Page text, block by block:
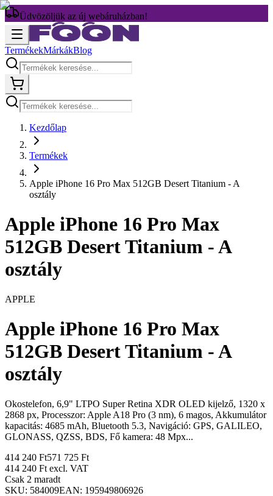
Üdvözöljük az új webáruházban!
TermékekMárkákBlog
Kezdőlap
Termékek
Apple iPhone 16 Pro Max 512GB Desert Titanium - A
osztály
Apple iPhone 16 Pro Max
512GB Desert Titanium - A
osztály
APPLE
Apple iPhone 16 Pro Max
512GB Desert Titanium - A
osztály
Okostelefon, 6,9" LTPO Super Retina XDR OLED kijelző, 1320 x
2868 px, Processzor: Apple A18 Pro (3 nm), 6 magos, Akkumulátor
kapacitás: 4685 mAh, Bluetooth 5.3, Navigáció: GPS, GALILEO,
GLONASS, QZSS, BDS, Fő kamera: 48 Mpx...
414 240 Ft571 725 Ft
414 240 Ft excl. VAT
Csak 2 maradt
SKU: 584009EAN: 195949806926